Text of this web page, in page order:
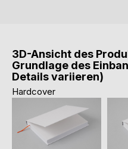
3D-Ansicht des
Grundlage des
Details variieren)
Hardcover